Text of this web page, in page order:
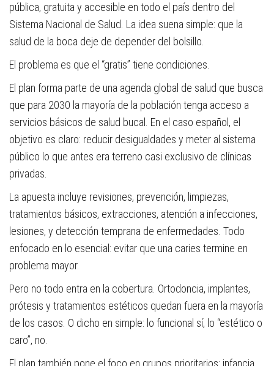
pública, gratuita y accesible en todo el país dentro del
Sistema Nacional de Salud. La idea suena simple: que la
salud de la boca deje de depender del bolsillo.
El problema es que el “gratis” tiene condiciones.
El plan forma parte de una agenda global de salud que busca
que para 2030 la mayoría de la población tenga acceso a
servicios básicos de salud bucal. En el caso español, el
objetivo es claro: reducir desigualdades y meter al sistema
público lo que antes era terreno casi exclusivo de clínicas
privadas.
La apuesta incluye revisiones, prevención, limpiezas,
tratamientos básicos, extracciones, atención a infecciones,
lesiones, y detección temprana de enfermedades. Todo
enfocado en lo esencial: evitar que una caries termine en
problema mayor.
Pero no todo entra en la cobertura. Ortodoncia, implantes,
prótesis y tratamientos estéticos quedan fuera en la mayoría
de los casos. O dicho en simple: lo funcional sí, lo “estético o
caro”, no.
El plan también pone el foco en grupos prioritarios: infancia,